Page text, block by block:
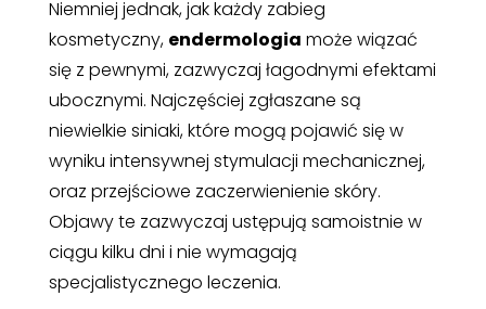
Niemniej jednak, jak każdy zabieg
kosmetyczny, endermologia może wiązać
się z pewnymi, zazwyczaj łagodnymi efektami
ubocznymi. Najczęściej zgłaszane są
niewielkie siniaki, które mogą pojawić się w
wyniku intensywnej stymulacji mechanicznej,
oraz przejściowe zaczerwienienie skóry.
Objawy te zazwyczaj ustępują samoistnie w
ciągu kilku dni i nie wymagają
specjalistycznego leczenia.